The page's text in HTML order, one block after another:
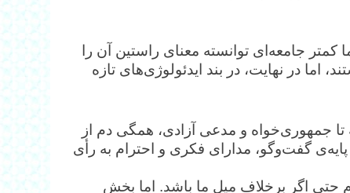
جامعه‌ای توانسته معنای راستین آن را
اما در نهایت، در بند ایدئولوژی‌های تازه
تا جمهوری‌خواه و مدعی آزادی، همگی دم از
گفت‌وگو، مدارای فکری و احترام به رأی
حتی اگر برخلاف میل ما باشد. اما بخش